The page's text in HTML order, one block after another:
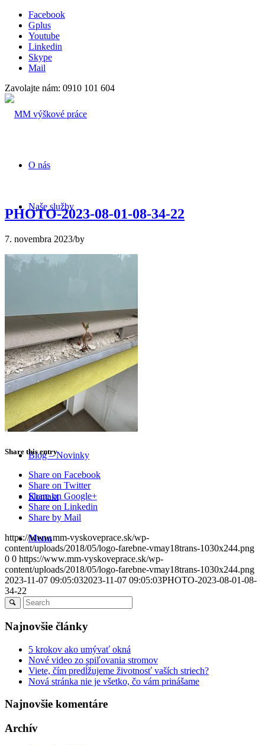
Facebook
Gplus
Youtube
Linkedin
Skype
Mail
Zavolajte nám: 0910 101 604
O nás
Naše služby
Blog – Novinky
Kontakt
Menu
PHOTO-2023-08-01-08-34-22
7. novembra 2023/by
Share this entry
Share on Facebook
Share on Twitter
Share on Google+
Share on Linkedin
Share by Mail
https://www.mm-vyskoveprace.sk/wp-
content/uploads/2018/05/logo-farebne-vmay18trans-1030x244.png
0 0 https://www.mm-vyskoveprace.sk/wp-
content/uploads/2018/05/logo-farebne-vmay18trans-1030x244.png
2023-11-07 09:05:032023-11-07 09:05:03PHOTO-2023-08-01-08-
34-22
Najnovšie články
5 krokov ako umývať okná
Nové video zo spiľovania stromov
Viete, čím predĺžujeme životnosť vaších striech?
Nová stránka nie je všetko, čo vám prinášame
Najnovšie komentáre
Archív